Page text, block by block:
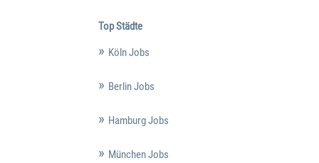
Top Städte
Köln Jobs
Berlin Jobs
Hamburg Jobs
München Jobs